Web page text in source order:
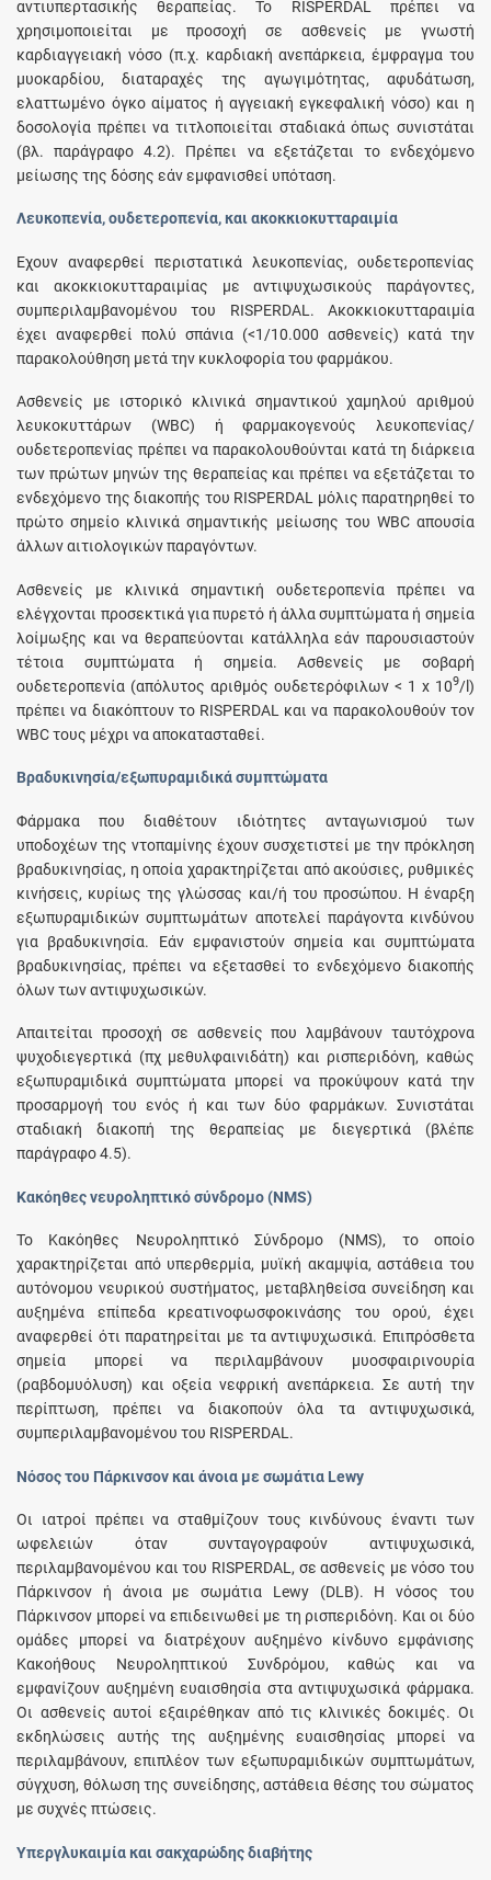
αντιυπερτασικής θεραπείας. Το RISPERDAL πρέπει να
χρησιμοποιείται με προσοχή σε ασθενείς με γνωστή
καρδιαγγειακή νόσο (π.χ. καρδιακή ανεπάρκεια, έμφραγμα του
μυοκαρδίου, διαταραχές της αγωγιμότητας, αφυδάτωση,
ελαττωμένο όγκο αίματος ή αγγειακή εγκεφαλική νόσο) και η
δοσολογία πρέπει να τιτλοποιείται σταδιακά όπως συνιστάται
(βλ. παράγραφο 4.2). Πρέπει να εξετάζεται το ενδεχόμενο
μείωσης της δόσης εάν εμφανισθεί υπόταση.
Λευκοπενία, ουδετεροπενία, και ακοκκιοκυτταραιμία
Έχουν αναφερθεί περιστατικά λευκοπενίας, ουδετεροπενίας
και ακοκκιοκυτταραιμίας με αντιψυχωσικούς παράγοντες,
συμπεριλαμβανομένου του RISPERDAL. Ακοκκιοκυτταραιμία
έχει αναφερθεί πολύ σπάνια (<1/10.000 ασθενείς) κατά την
παρακολούθηση μετά την κυκλοφορία του φαρμάκου.
Ασθενείς με ιστορικό κλινικά σημαντικού χαμηλού αριθμού
λευκοκυττάρων (WBC) ή φαρμακογενούς λευκοπενίας/
ουδετεροπενίας πρέπει να παρακολουθούνται κατά τη διάρκεια
των πρώτων μηνών της θεραπείας και πρέπει να εξετάζεται το
ενδεχόμενο της διακοπής του RISPERDAL μόλις παρατηρηθεί το
πρώτο σημείο κλινικά σημαντικής μείωσης του WBC απουσία
άλλων αιτιολογικών παραγόντων.
Ασθενείς με κλινικά σημαντική ουδετεροπενία πρέπει να
ελέγχονται προσεκτικά για πυρετό ή άλλα συμπτώματα ή σημεία
λοίμωξης και να θεραπεύονται κατάλληλα εάν παρουσιαστούν
τέτοια συμπτώματα ή σημεία. Ασθενείς με σοβαρή
ουδετεροπενία (απόλυτος αριθμός ουδετερόφιλων < 1 x 109/l)
πρέπει να διακόπτουν το RISPERDAL και να παρακολουθούν τον
WBC τους μέχρι να αποκατασταθεί.
Βραδυκινησία/εξωπυραμιδικά συμπτώματα
Φάρμακα που διαθέτουν ιδιότητες ανταγωνισμού των
υποδοχέων της ντοπαμίνης έχουν συσχετιστεί με την πρόκληση
βραδυκινησίας, η οποία χαρακτηρίζεται από ακούσιες, ρυθμικές
κινήσεις, κυρίως της γλώσσας και/ή του προσώπου. Η έναρξη
εξωπυραμιδικών συμπτωμάτων αποτελεί παράγοντα κινδύνου
για βραδυκινησία. Εάν εμφανιστούν σημεία και συμπτώματα
βραδυκινησίας, πρέπει να εξετασθεί το ενδεχόμενο διακοπής
όλων των αντιψυχωσικών.
Απαιτείται προσοχή σε ασθενείς που λαμβάνουν ταυτόχρονα
ψυχοδιεγερτικά (πχ μεθυλφαινιδάτη) και ρισπεριδόνη, καθώς
εξωπυραμιδικά συμπτώματα μπορεί να προκύψουν κατά την
προσαρμογή του ενός ή και των δύο φαρμάκων. Συνιστάται
σταδιακή διακοπή της θεραπείας με διεγερτικά (βλέπε
παράγραφο 4.5).
Κακόηθες νευροληπτικό σύνδρομο (NMS)
Το Κακόηθες Νευροληπτικό Σύνδρομο (NMS), το οποίο
χαρακτηρίζεται από υπερθερμία, μυϊκή ακαμψία, αστάθεια του
αυτόνομου νευρικού συστήματος, μεταβληθείσα συνείδηση και
αυξημένα επίπεδα κρεατινοφωσφοκινάσης του ορού, έχει
αναφερθεί ότι παρατηρείται με τα αντιψυχωσικά. Επιπρόσθετα
σημεία μπορεί να περιλαμβάνουν μυοσφαιρινουρία
(ραβδομυόλυση) και οξεία νεφρική ανεπάρκεια. Σε αυτή την
περίπτωση, πρέπει να διακοπούν όλα τα αντιψυχωσικά,
συμπεριλαμβανομένου του RISPERDAL.
Νόσος του Πάρκινσον και άνοια με σωμάτια Lewy
Οι ιατροί πρέπει να σταθμίζουν τους κινδύνους έναντι των
ωφελειών όταν συνταγογραφούν αντιψυχωσικά,
περιλαμβανομένου και του RISPERDAL, σε ασθενείς με νόσο του
Πάρκινσον ή άνοια με σωμάτια Lewy (DLB). Η νόσος του
Πάρκινσον μπορεί να επιδεινωθεί με τη ρισπεριδόνη. Και οι δύο
ομάδες μπορεί να διατρέχουν αυξημένο κίνδυνο εμφάνισης
Κακοήθους Νευροληπτικού Συνδρόμου, καθώς και να
εμφανίζουν αυξημένη ευαισθησία στα αντιψυχωσικά φάρμακα.
Οι ασθενείς αυτοί εξαιρέθηκαν από τις κλινικές δοκιμές. Οι
εκδηλώσεις αυτής της αυξημένης ευαισθησίας μπορεί να
περιλαμβάνουν, επιπλέον των εξωπυραμιδικών συμπτωμάτων,
σύγχυση, θόλωση της συνείδησης, αστάθεια θέσης του σώματος
με συχνές πτώσεις.
Υπεργλυκαιμία και σακχαρώδης διαβήτης